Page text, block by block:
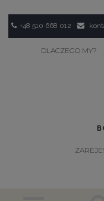
+48 510 668 012
DLACZEGO MY?